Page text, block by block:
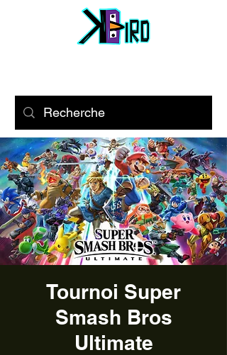
Tournoi Super
Smash Bros
Ultimate